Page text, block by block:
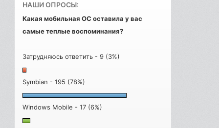
НАШИ ОПРОСЫ:
Какая мобильная ОС оставила у вас
самые теплые воспоминания?
Затрудняюсь ответить - 9 (3%)
Symbian - 195 (78%)
Windows Mobile - 17 (6%)